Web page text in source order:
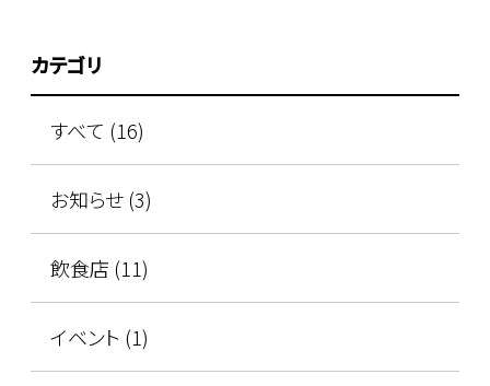
カテゴリ
すべて (16)
お知らせ (3)
飲食店 (11)
イベント (1)